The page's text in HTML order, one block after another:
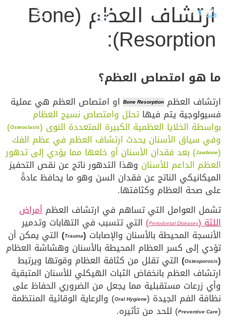
ارتشاف العظم (Bone
Resorption):
ما هو امتصاص العظم؟
ارتشاف العظم Bone Resorption او امتصاص العظم هي عملية
فسيولوجية يتم فيهاتحلل وامتصاص نسيج العظام
بواسطة الخلايا العظمية الكبيرة المتعددة النوى (Osteoclasts
)
وفي سياق الأسنان يحدث ارتشاف العظم في عظم الفك
(
Jawbone) بعد فقدان الأسنان أو خلعها مما يؤدي إلى تدهور
العظم الداعم للأسنان وهذا التدهور ناتج عن نقص التحفيز
الميكانيكي الناتج عن فقدان السن وهو ما يحافظ عادةً
على صحة العظام وكثافتها.
تشمل العوامل التي تساهم في ارتشاف العظم أمراض
اللثة (Periodontal Diseases
) التي تتسبب في التهابات وتدمير
الأنسجة المحيطة بالأسنان والإصابات (
Trauma
) التي يمكن أن
تؤدي إلى كسر العظام المحيطة بالأسنان وهشاشة العظام
(
Osteoporosis
) التي تقلل من كثافة العظام وقوتها ويرتبط
ارتشاف العظم بانخفاض الثبات الهيكلي للأسنان المتبقية
وأي زرعات مستقبلية مما يجعل من الضروري الحفاظ على
نظافة الفم الجيدة (Oral Hygiene) والرعاية الوقائية المنتظمة
(
Preventive Care) للحد من تأثيره.